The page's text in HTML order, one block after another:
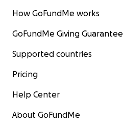
How GoFundMe works
GoFundMe Giving Guarantee
Supported countries
Pricing
Help Center
About GoFundMe